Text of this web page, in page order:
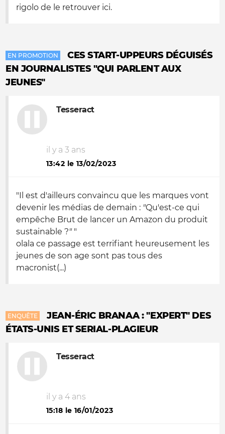
rigolo de le retrouver ici.
EN PROMOTION
CES START-UPPEURS DÉGUISÉS
EN JOURNALISTES "QUI PARLENT AUX
JEUNES"
Tesseract
il y a 3 ans
13:42 le 13/02/2023
"Il est d'ailleurs convaincu que les marques vont
devenir les médias de demain : "Qu'est-ce qui
empêche Brut de lancer un Amazon du produit
sustainable ?""
olala ce passage est terrifiant heureusement les
jeunes de son age sont pas tous des
macronist(...)
ENQUÊTE
JEAN-ÉRIC BRANAA : "EXPERT" DES
ÉTATS-UNIS ET SERIAL-PLAGIEUR
Tesseract
il y a 4 ans
15:18 le 16/01/2023